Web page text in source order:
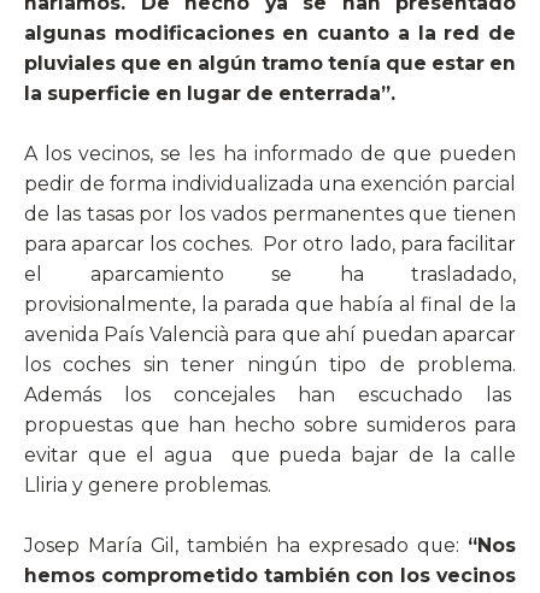
algunas modificaciones en cuanto a la red de
pluviales que en algún tramo tenía que estar en
la superficie en lugar de enterrada”.
A los vecinos, se les ha informado de que pueden
pedir de forma individualizada una exención parcial
de las tasas por los vados permanentes que tienen
para aparcar los coches. Por otro lado, para facilitar
el aparcamiento se ha trasladado,
provisionalmente, la parada que había al final de la
avenida País Valencià para que ahí puedan aparcar
los coches sin tener ningún tipo de problema.
Además los concejales han escuchado las
propuestas que han hecho sobre sumideros para
evitar que el agua
que pueda bajar de la calle
Lliria y genere problemas.
Josep María Gil, también ha expresado que: “Nos
hemos comprometido también con los vecinos